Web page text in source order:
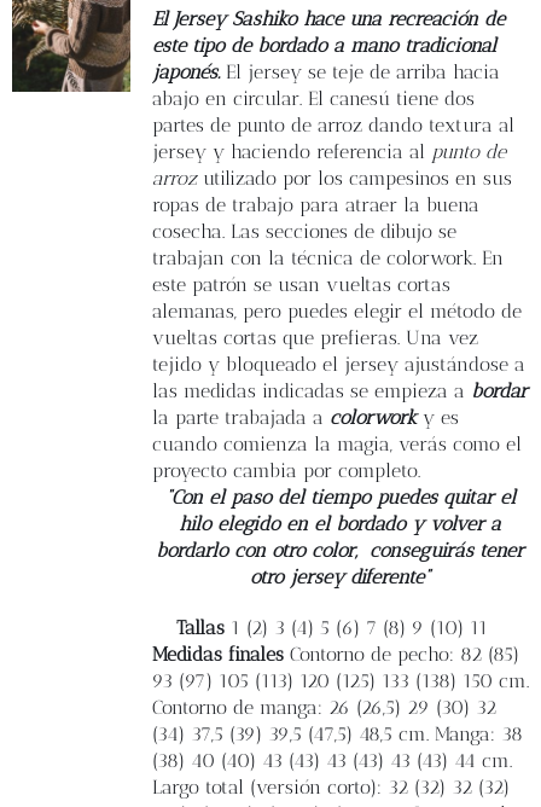
El Jersey Sashiko hace una recreación de
este tipo de bordado a mano tradicional
japonés.El jersey se teje de arriba hacia
abajo en circular. El canesú tiene dos
partes de punto de arroz dando textura al
jersey y haciendo referencia al punto de
arrozutilizado por los campesinos en sus
ropas de trabajo para atraer la buena
cosecha. Las secciones de dibujo se
trabajan con la técnica de colorwork. En
este patrón se usan vueltas cortas
alemanas, pero puedes elegir el método de
vueltas cortas que prefieras. Una vez
tejido y bloqueado el jersey ajustándose a
las medidas indicadas se empieza a bordar
la parte trabajada a colorwork y es
cuando comienza la magia, verás como el
proyecto cambia por completo.
“Con el paso del tiempo puedes quitar el
hilo elegido en el bordado y volver a
bordarlo con otro color, conseguirás tener
otro jersey diferente”
Tallas1 (2) 3 (4) 5 (6) 7 (8) 9 (10) 11
Medidas finalesContorno de pecho: 82 (85)
93 (97) 105 (113) 120 (125) 133 (138) 150 cm.
Contorno de manga: 26 (26,5) 29 (30) 32
(34) 37,5 (39) 39,5 (47,5) 48,5 cm. Manga: 38
(38) 40 (40) 43 (43) 43 (43) 43 (43) 44 cm.
Largo total (versión corto): 32 (32) 32 (32)